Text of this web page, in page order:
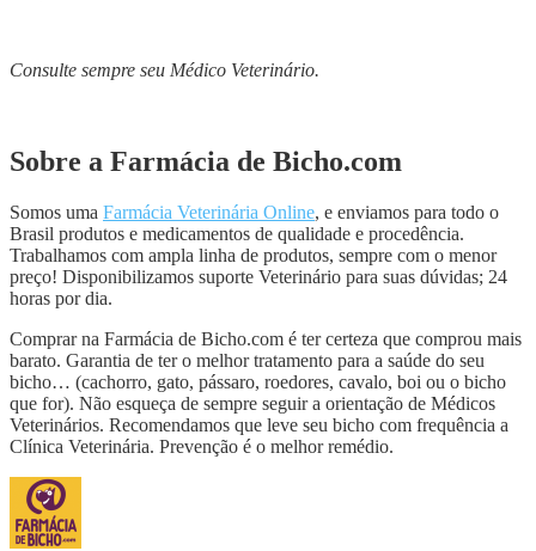
Consulte sempre seu Médico Veterinário.
Sobre a Farmácia de Bicho.com
Somos uma Farmácia Veterinária Online, e enviamos para todo o
Brasil produtos e medicamentos de qualidade e procedência.
Trabalhamos com ampla linha de produtos, sempre com o menor
preço! Disponibilizamos suporte Veterinário para suas dúvidas; 24
horas por dia.
Comprar na Farmácia de Bicho.com é ter certeza que comprou mais
barato. Garantia de ter o melhor tratamento para a saúde do seu
bicho… (cachorro, gato, pássaro, roedores, cavalo, boi ou o bicho
que for). Não esqueça de sempre seguir a orientação de Médicos
Veterinários. Recomendamos que leve seu bicho com frequência a
Clínica Veterinária. Prevenção é o melhor remédio.